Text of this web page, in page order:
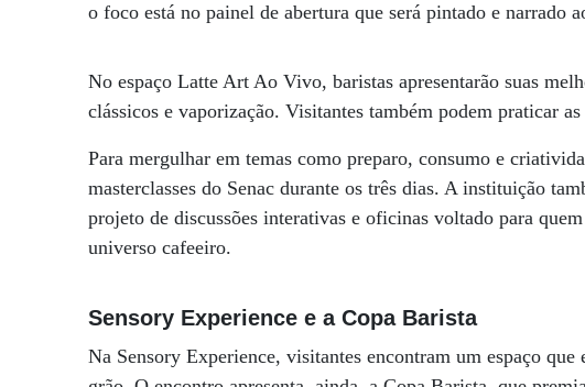
o foco está no painel de abertura que será pintado e narrado
No espaço Latte Art Ao Vivo, baristas apresentarão suas
clássicos e vaporização. Visitantes também podem praticar as
Para mergulhar em temas como preparo, consumo e
masterclasses do Senac durante os três dias. A instituição
projeto de discussões interativas e oficinas voltado para
universo cafeeiro.
Sensory Experience e a Copa Barista
Na Sensory Experience, visitantes encontram um espaço